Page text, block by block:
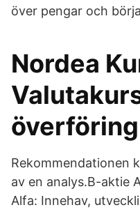
över pengar och
Nordea
Rekommendationen
av en analys.B-aktie
Alfa: Innehav,